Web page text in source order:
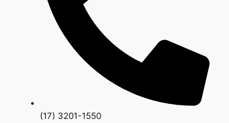
(17) 3201-1550